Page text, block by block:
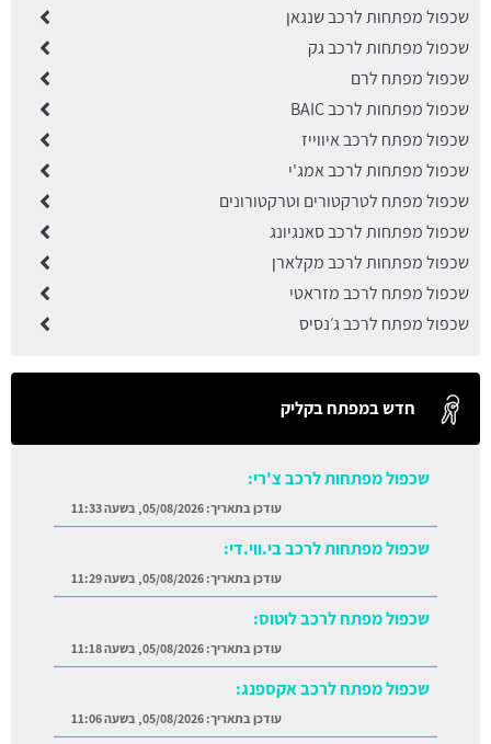
שכפול מפתחות לרכב שנגאן
שכפול מפתחות לרכב גק
שכפול מפתח לרם
שכפול מפתחות לרכב BAIC
שכפול מפתח לרכב איווייז
שכפול מפתחות לרכב אמג'י
שכפול מפתח לטרקטורים וטרקטורונים
שכפול מפתחות לרכב סאנגיונג
שכפול מפתחות לרכב מקלארן
שכפול מפתח לרכב מזראטי
שכפול מפתח לרכב ג׳נסיס
חדש במפתח בקליק
שכפול מפתחות לרכב צ'רי:
עודכן בתאריך:05/08/2026, בשעה 11:33
שכפול מפתחות לרכב בי.ווי.די:
עודכן בתאריך:05/08/2026, בשעה 11:29
שכפול מפתח לרכב לוטוס:
עודכן בתאריך:05/08/2026, בשעה 11:18
שכפול מפתח לרכב אקספנג:
עודכן בתאריך:05/08/2026, בשעה 11:06